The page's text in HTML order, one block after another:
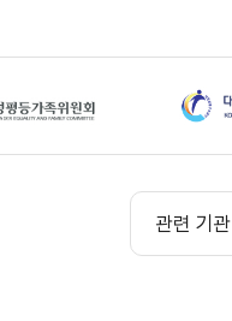
관련 기관
관련 기관